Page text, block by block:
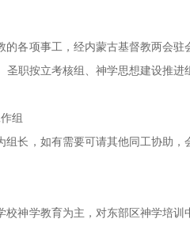
的各项事工，经内蒙古基督教两会
圣职按立考核组、神学思想建设推
组
组长，如有需要可请其他同工协助
校神学教育为主，对东部区神学培